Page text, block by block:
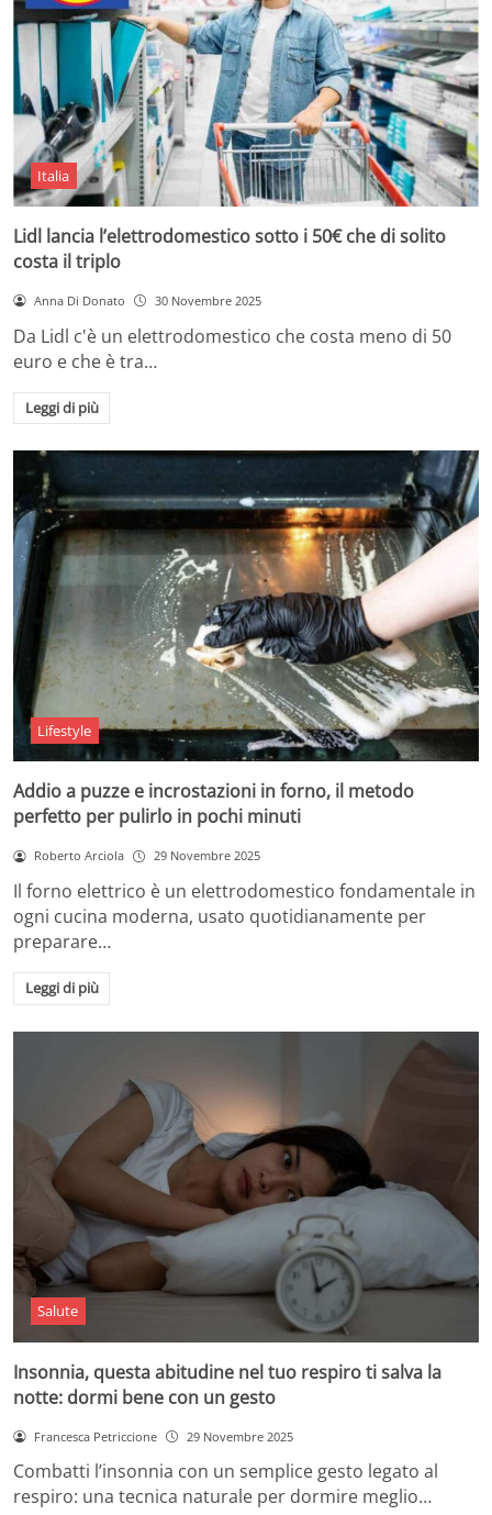
Italia
Lidl lancia l’elettrodomestico sotto i 50€ che di solito
costa il triplo
Anna Di Donato 30 Novembre 2025
Da Lidl c'è un elettrodomestico che costa meno di 50
euro e che è tra…
Leggi di più
Lifestyle
Addio a puzze e incrostazioni in forno, il metodo
perfetto per pulirlo in pochi minuti
Roberto Arciola 29 Novembre 2025
Il forno elettrico è un elettrodomestico fondamentale in
ogni cucina moderna, usato quotidianamente per
preparare…
Leggi di più
Salute
Insonnia, questa abitudine nel tuo respiro ti salva la
notte: dormi bene con un gesto
Francesca Petriccione 29 Novembre 2025
Combatti l’insonnia con un semplice gesto legato al
respiro: una tecnica naturale per dormire meglio…